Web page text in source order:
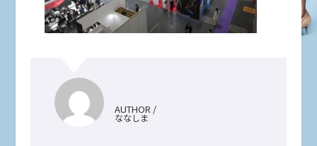
AUTHOR /
ななしま